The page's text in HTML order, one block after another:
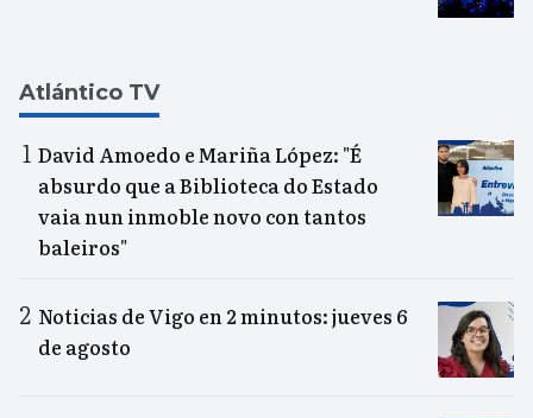
Atlántico TV
David Amoedo e Mariña López: "É
absurdo que a Biblioteca do Estado
vaia nun inmoble novo con tantos
baleiros"
Noticias de Vigo en 2 minutos: jueves 6
de agosto